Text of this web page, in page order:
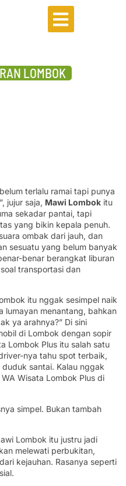
LOMBOK
terlalu ramai tapi punya
jujur saja, Mawi Lombok itu
sekadar pantai, tapi
yang bikin kepala penuh.
ombak dari jauh, dan
sesuatu yang belum banyak
benar berangkat liburan
transportasi dan
itu nggak sesimpel naik
lumayan menantang, bahkan
ya arahnya?” Di sini
di Lombok dengan sopir
Lombok Plus itu salah satu
nya tahu spot terbaik,
santai. Kalau nggak
Wisata Lombok Plus di
simpel. Bukan tambah
Lombok itu justru jadi
melewati perbukitan,
kejauhan. Rasanya seperti